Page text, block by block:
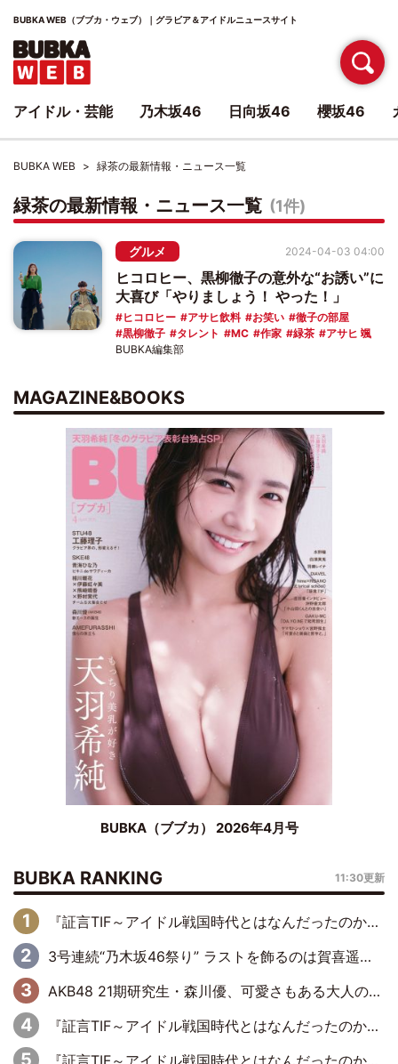
BUBKA WEB（ブブカ・ウェブ）｜グラビア＆アイドルニュースサイト
BUBKA WEB 緑茶の最新情報・ニュース一覧
緑茶の最新情報・ニュース一覧 (1件)
グルメ
ヒコロヒー、黒柳徹子の意外な“お誘い”に
大喜び「やりましょう！ やった！」
ヒコロヒー アサヒ飲料 お笑い
徹子の部屋
黒柳徹子
タレント MC 作家 緑茶 アサヒ 颯
2024-04-03 04:00
BUBKA編集部
MAGAZINE&BOOKS
BUBKA（ブブカ） 2026年4月号
BUBKA RANKING 11:30更新
『証言TIF～アイドル戦国時代とはなんだったのか～』第6回：でんぱ組.inc・古川未鈴×相沢梨紗「『ハロプロやりたかったな』って言ったら、夢眠ねむさんに『てめえはでんぱ組．incなんだよ！』って肩パンされて(笑)」
3号連続“乃木坂46祭り” ラストを飾るのは賀喜遥香…5年ぶりの登場に「5年分大人になった私を見ていただけたら」
AKB48 21期研究生・森川優、可愛さもある大人の女性に
『証言TIF～アイドル戦国時代とはなんだったのか～』第11回：私立恵比寿中学・真山りか×安本彩花「TIFで10年ぶりのキョンシーメイクをしたら、場を完全に引かせてしまって。時代が変わったんだなって」
アイドル・芸能 乃木坂46 日向坂46 櫻坂46